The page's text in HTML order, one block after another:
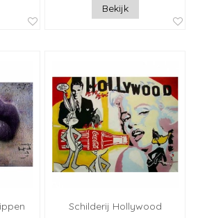
Bekijk
Schilderij Hollywood